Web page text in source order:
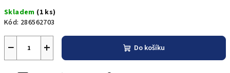
cena:
Skladem (1 ks)
Kód: 286562703
+
− Do košíku